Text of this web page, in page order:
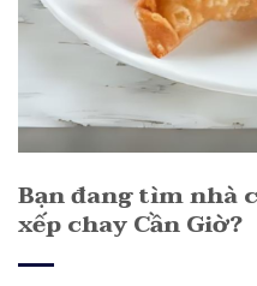
Bạn đang tìm nhà
xếp chay Cần Giờ?